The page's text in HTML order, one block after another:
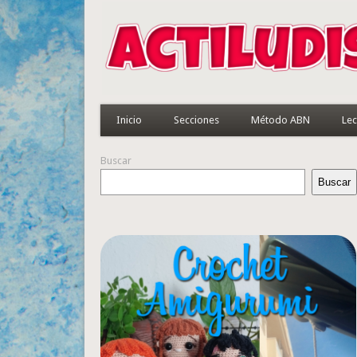
Inicio Secciones Método ABN
Buscar
Buscar